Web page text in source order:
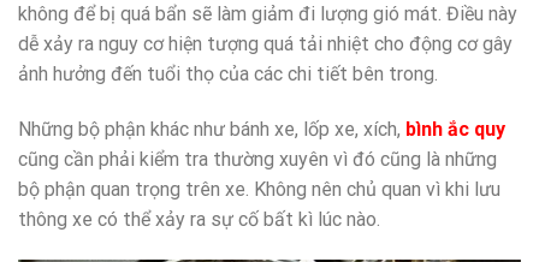
không để bị quá bẩn sẽ làm giảm đi lượng gió mát. Điều này
dễ xảy ra nguy cơ hiện tượng quá tải nhiệt cho động cơ gây
ảnh hưởng đến tuổi thọ của các chi tiết bên trong.
Những bộ phận khác như bánh xe, lốp xe, xích, bình ắc quy
cũng cần phải kiểm tra thường xuyên vì đó cũng là những
bộ phận quan trọng trên xe. Không nên chủ quan vì khi lưu
thông xe có thể xảy ra sự cố bất kì lúc nào.